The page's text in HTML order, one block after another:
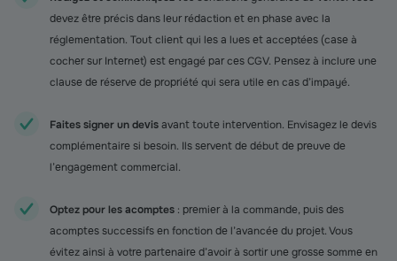
devez être précis dans leur rédaction et en phase avec la
réglementation. Tout client qui les a lues et acceptées (case à
cocher sur Internet) est engagé par ces CGV. Pensez à inclure une
clause de réserve de propriété qui sera utile en cas d’impayé.
Faites signer un devisavant toute intervention. Envisagez le devis
complémentaire si besoin. Ils servent de début de preuve de
l’engagement commercial.
Optez pour les acomptes : premier à la commande, puis des
acomptes successifs en fonction de l’avancée du projet. Vous
évitez ainsi à votre partenaire d’avoir à sortir une grosse somme en